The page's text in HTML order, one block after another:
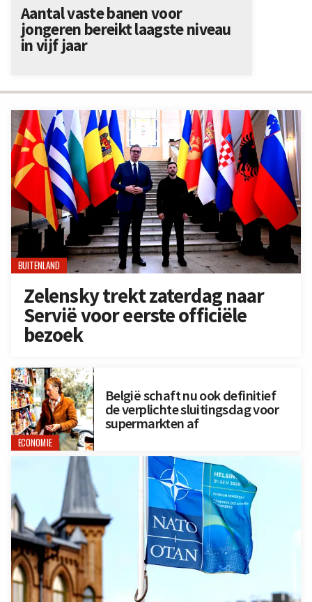
BUITENLAND
Zelensky trekt zaterdag naar
Servië voor eerste officiële
bezoek
ECONOMIE
België schaft nu ook definitief
de verplichte sluitingsdag voor
supermarkten af
Aantal vaste banen voor
jongeren bereikt laagste niveau
in vijf jaar